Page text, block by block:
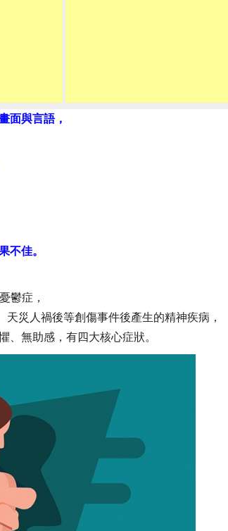
面與言語，
不佳。
鬱症，
災人禍後等創傷事件後產生的精神疾病，
、無助感，有四大核心症狀。